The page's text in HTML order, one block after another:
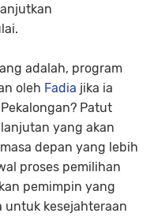
adalah, program
oleh Fadia jika ia
Patut
yang akan
depan yang lebih
proses pemilihan
pemimpin yang
untuk kesejahteraan